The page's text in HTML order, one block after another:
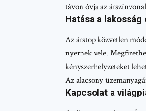
távon óvja az
Hatása a
Az árstop közvetlen
nyernek vele.
kényszerhelyzeteket
Az alacsony
Kapcsolat a